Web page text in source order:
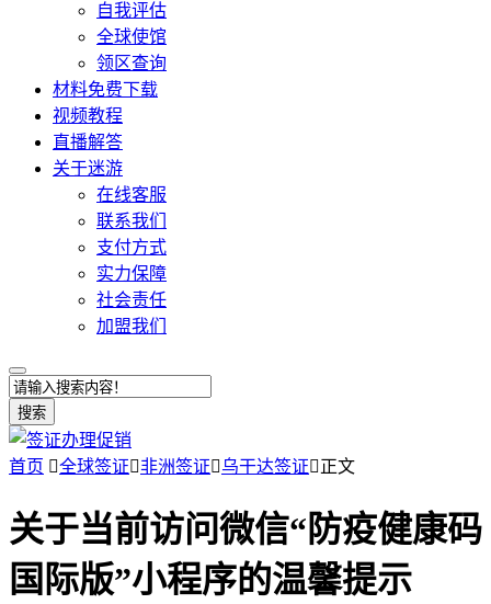
自我评估
全球使馆
领区查询
材料免费下载
视频教程
直播解答
关于迷游
在线客服
联系我们
支付方式
实力保障
社会责任
加盟我们
搜索
首页 全球签证非洲签证乌干达签证正文
关于当前访问微信“防疫健康码
国际版”小程序的温馨提示